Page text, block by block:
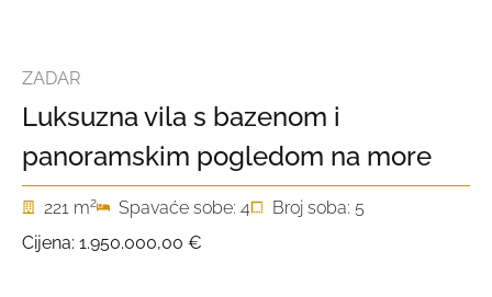
ZADAR
Luksuzna vila s bazenom i
panoramskim pogledom na more
221 m2 Spavaće sobe: 4
Broj soba: 5
Cijena: 1.950.000,00 €